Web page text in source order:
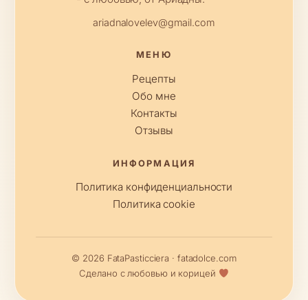
ariadnalovelev@gmail.com
МЕНЮ
Рецепты
Обо мне
Контакты
Отзывы
ИНФОРМАЦИЯ
Политика конфиденциальности
Политика cookie
© 2026 FataPasticciera · fatadolce.com
Сделано с любовью и корицей